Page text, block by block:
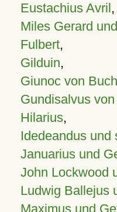
Eustachius Avril,
Miles Gerard
Fulbert,
Gilduin,
Giunoc von
Gundisalvus
Hilarius,
Idedeandus und
Januarius und
John Lockwood
Ludwig Ballejus
Maximus und